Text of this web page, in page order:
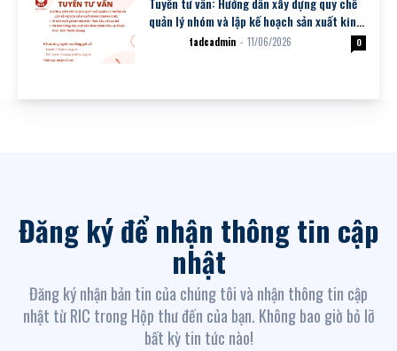
quản lý nhóm và lập kế hoạch sản xuất kinh
doanh cho: (i) NSK nuôi...
tadcadmin - 11/06/2026 0
Đăng ký để nhận thông tin cập
nhật
Đăng ký nhận bản tin của chúng tôi và nhận thông tin cập
nhật từ RIC trong Hộp thư đến của bạn. Không bao giờ bỏ lỡ
bất kỳ tin tức nào!